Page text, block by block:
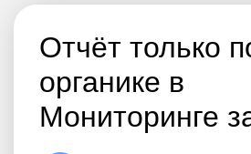
Отчёт только
органике в
Мониторинге